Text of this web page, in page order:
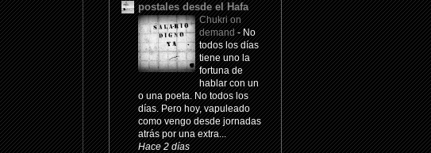
postales desde el Hafa
Chukri on
demand-No
todos los días
tiene uno la
fortuna de
hablar con un
o una poeta. No todos los
días. Pero hoy, vapuleado
como vengo desde jornadas
atrás por una extra...
Hace 2 días